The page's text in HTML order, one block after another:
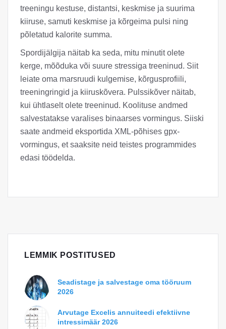
treeningu kestuse, distantsi, keskmise ja suurima
kiiruse, samuti keskmise ja kõrgeima pulsi ning
põletatud kalorite summa.
Spordijälgija näitab ka seda, mitu minutit olete
kerge, mõõduka või suure stressiga treeninud. Siit
leiate oma marsruudi kulgemise, kõrgusprofiili,
treeningringid ja kiiruskõvera. Pulssikõver näitab,
kui ühtlaselt olete treeninud. Koolituse andmed
salvestatakse varalises binaarses vormingus. Siiski
saate andmeid eksportida XML-põhises gpx-
vormingus, et saaksite neid teistes programmides
edasi töödelda.
LEMMIK POSTITUSED
Seadistage ja salvestage oma tööruum
2026
Arvutage Excelis annuiteedi efektiivne
intressimäär 2026